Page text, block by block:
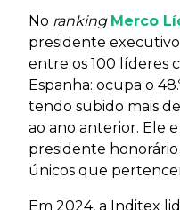
No ranking Merco
presidente
entre os 100 líderes
Espanha: ocupa o
tendo subido mais
ao ano anterior. Ele
presidente honorário
únicos que
Em 2024, a Inditex